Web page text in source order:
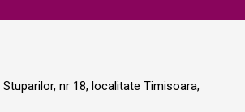
Stuparilor, nr 18, localitate Timisoara,